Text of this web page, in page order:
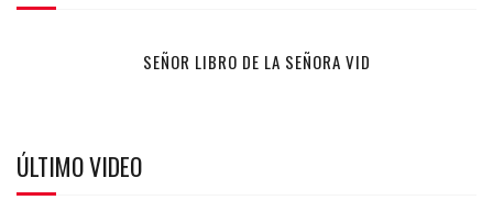
SEÑOR LIBRO DE LA SEÑORA VID
ÚLTIMO VIDEO